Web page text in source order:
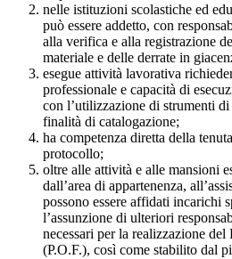
nelle istituzioni scolastiche ed
può essere addetto, con
alla verifica e alla registrazione
materiale e delle derrate in
esegue attività lavorativa
professionale e capacità di
con l’utilizzazione di strumenti
finalità di catalogazione;
ha competenza diretta della
protocollo;
oltre alle attività e alle mansioni
dall’area di appartenenza,
possono essere affidati incarichi
l’assunzione di ulteriori
necessari per la realizzazione
(P.O.F.), così come stabilito dal